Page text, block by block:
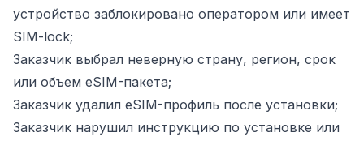
устройство заблокировано оператором или имеет
SIM-lock;
Заказчик выбрал неверную страну, регион, срок
или объем eSIM-пакета;
Заказчик удалил eSIM-профиль после установки;
Заказчик нарушил инструкцию по установке или